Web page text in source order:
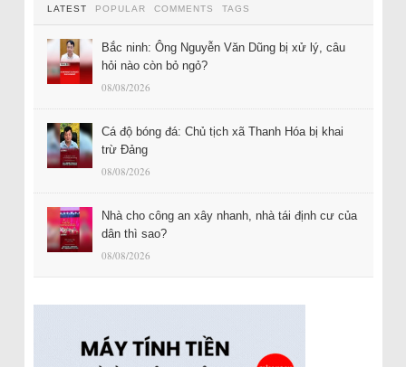
LATEST POPULAR COMMENTS TAGS
Bắc ninh: Ông Nguyễn Văn Dũng bị xử lý, câu
hỏi nào còn bỏ ngỏ?
08/08/2026
Cá độ bóng đá: Chủ tịch xã Thanh Hóa bị khai
trừ Đảng
08/08/2026
Nhà cho công an xây nhanh, nhà tái định cư của
dân thì sao?
08/08/2026